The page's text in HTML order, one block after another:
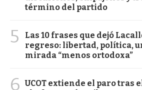
término del partido
5
Las 10 frases que dejó
regreso: libertad, política,
mirada “menos ortodoxa”
6 UCOT extiende el paro tras